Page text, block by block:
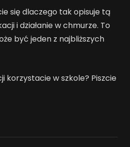
się dlaczego tak opisuje tą
i działanie w chmurze. To
być jeden z najbliższych
korzystacie w szkole? Piszcie